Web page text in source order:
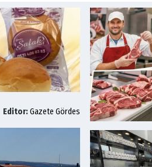
Editor:Gazete Gördes